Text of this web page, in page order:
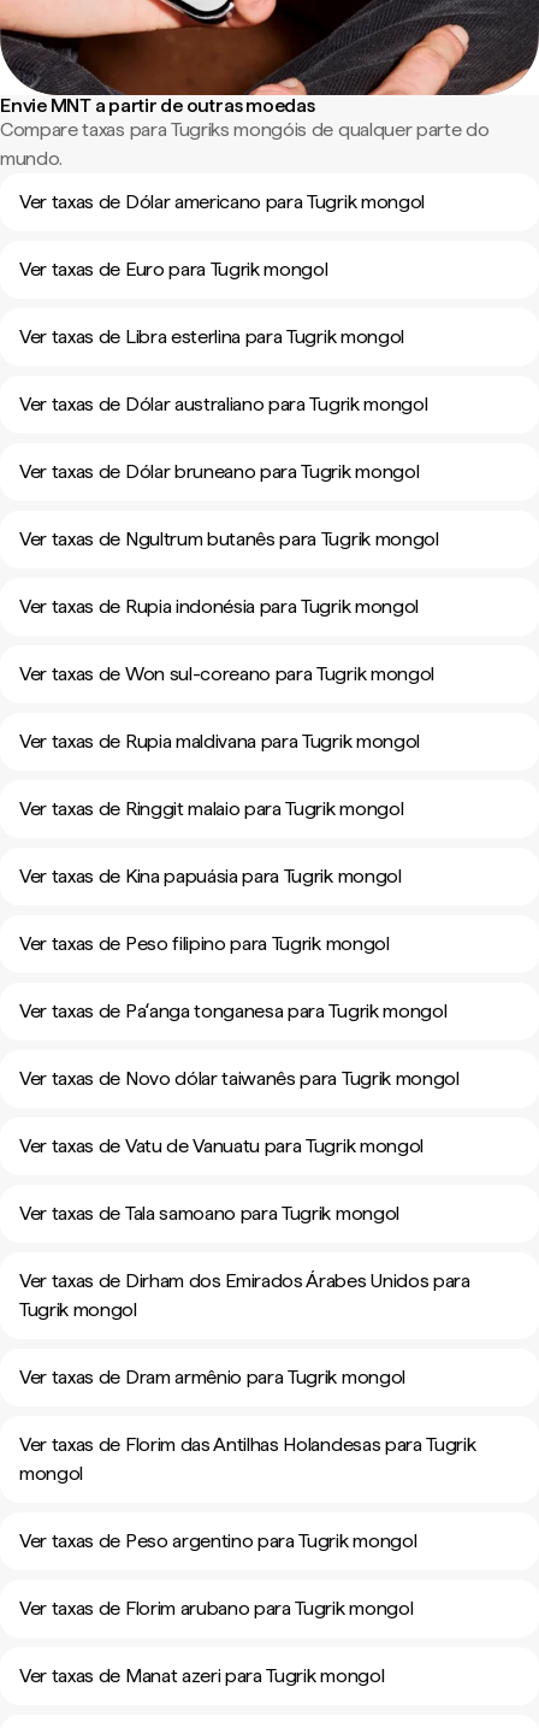
Envie MNT a partir de outras moedas
Compare taxas para Tugriks mongóis de qualquer parte do
mundo.
Ver taxas de Dólar americano para Tugrik mongol
Ver taxas de Euro para Tugrik mongol
Ver taxas de Libra esterlina para Tugrik mongol
Ver taxas de Dólar australiano para Tugrik mongol
Ver taxas de Dólar bruneano para Tugrik mongol
Ver taxas de Ngultrum butanês para Tugrik mongol
Ver taxas de Rupia indonésia para Tugrik mongol
Ver taxas de Won sul-coreano para Tugrik mongol
Ver taxas de Rupia maldivana para Tugrik mongol
Ver taxas de Ringgit malaio para Tugrik mongol
Ver taxas de Kina papuásia para Tugrik mongol
Ver taxas de Peso filipino para Tugrik mongol
Ver taxas de Paʻanga tonganesa para Tugrik mongol
Ver taxas de Novo dólar taiwanês para Tugrik mongol
Ver taxas de Vatu de Vanuatu para Tugrik mongol
Ver taxas de Tala samoano para Tugrik mongol
Ver taxas de Dirham dos Emirados Árabes Unidos para
Tugrik mongol
Ver taxas de Dram armênio para Tugrik mongol
Ver taxas de Florim das Antilhas Holandesas para Tugrik
mongol
Ver taxas de Peso argentino para Tugrik mongol
Ver taxas de Florim arubano para Tugrik mongol
Ver taxas de Manat azeri para Tugrik mongol